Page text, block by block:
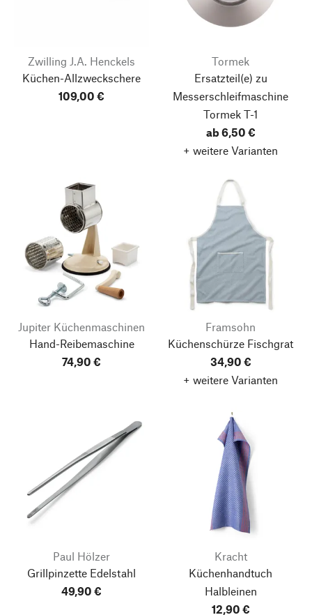
Zwilling J.A. Henckels
Küchen-Allzweckschere
109,00 €
Tormek
Ersatzteil(e) zu
Messerschleifmaschine
Tormek T-1
ab 6,50 €
+ weitere Varianten
Jupiter Küchenmaschinen
Hand-Reibemaschine
74,90 €
Framsohn
Küchenschürze Fischgrat
34,90 €
+ weitere Varianten
Paul Hölzer
Grillpinzette Edelstahl
49,90 €
Kracht
Küchenhandtuch
Halbleinen
12,90 €